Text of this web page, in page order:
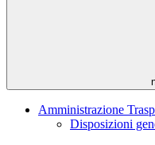
Amministrazione
Disposizioni